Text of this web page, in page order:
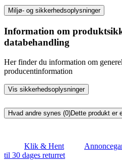
Miljø- og sikkerhedsoplysninger
Information om
databehandling
Her finder du information om
producentinformation
Vis sikkerhedsoplysninger
Hvad andre synes (0)Dette produkt er
Klik & Hent
til 30 dages returret